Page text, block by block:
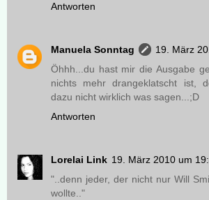
Antworten
Manuela Sonntag
19. März
Öhhh...du hast mir die Ausgabe
nichts mehr drangeklatscht ist,
dazu nicht wirklich was sagen...;D
Antworten
Lorelai Link 19. März 2010 um
"..denn jeder, der nicht nur Will
wollte.."